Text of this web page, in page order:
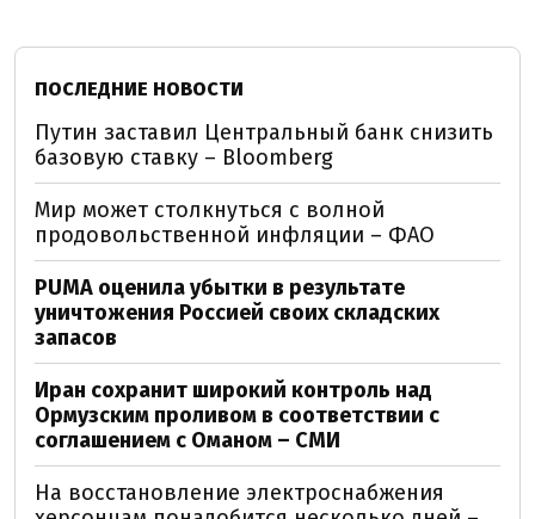
ПОСЛЕДНИЕ НОВОСТИ
Путин заставил Центральный банк снизить
базовую ставку – Bloomberg
Мир может столкнуться с волной
продовольственной инфляции – ФАО
PUMA оценила убытки в результате
уничтожения Россией своих складских
запасов
Иран сохранит широкий контроль над
Ормузским проливом в соответствии с
соглашением с Оманом – СМИ
На восстановление электроснабжения